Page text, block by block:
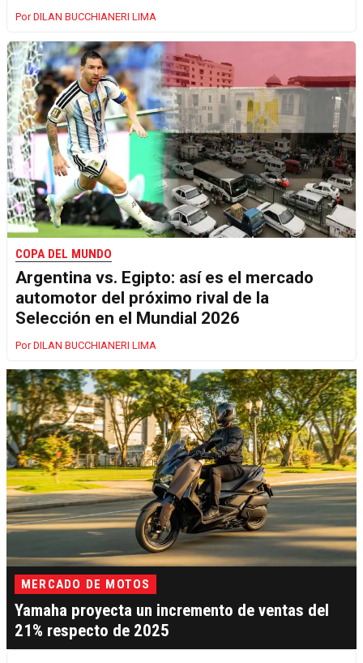
DILAN BUCCHIANERI LIMA
COPA DEL MUNDO
Argentina vs. Egipto: así es el mercado
automotor del próximo rival de la
Selección en el Mundial 2026
DILAN BUCCHIANERI LIMA
MERCADO DE MOTOS
Yamaha proyecta un incremento de ventas del
21% respecto de 2025